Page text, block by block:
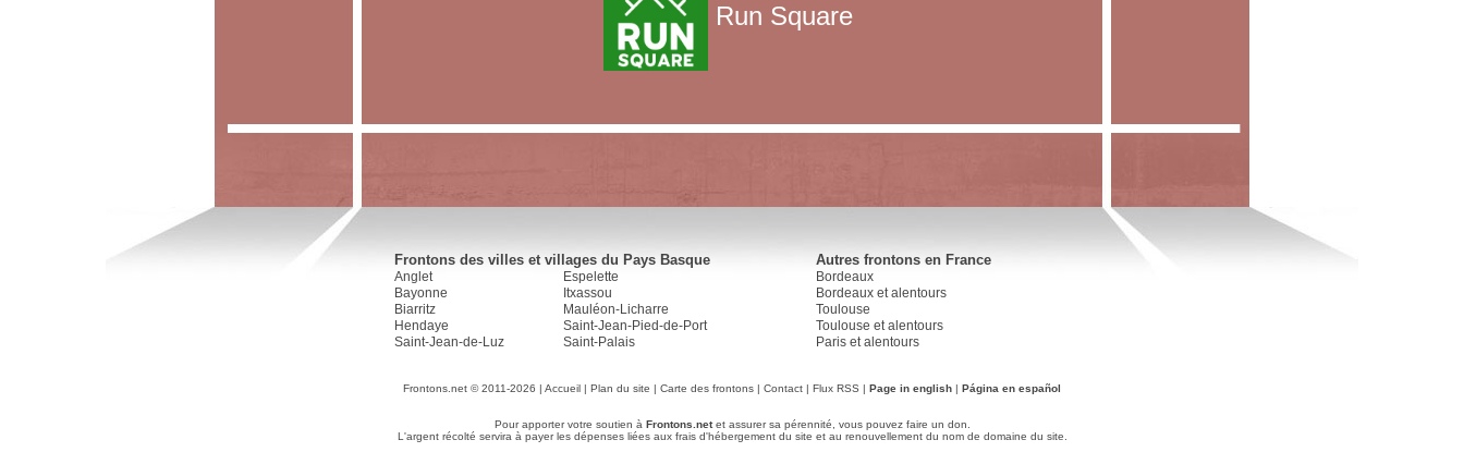
Run Square
Frontons des villes et villages du Pays Basque
Anglet
Bayonne
Biarritz
Hendaye
Saint-Jean-de-Luz
Espelette
Itxassou
Mauléon-Licharre
Saint-Jean-Pied-de-Port
Saint-Palais
Autres frontons en France
Bordeaux
Bordeaux et alentours
Toulouse
Toulouse et alentours
Paris et alentours
Frontons.net © 2011-2026 | Accueil | Plan du site | Carte des frontons | Contact | Flux RSS | Page in english | Página en español
Pour apporter votre soutien à Frontons.netet assurer sa pérennité, vous pouvez faire un don.
L'argent récolté servira à payer les dépenses liées aux frais d'hébergement du site et au renouvellement du nom de domaine du site.